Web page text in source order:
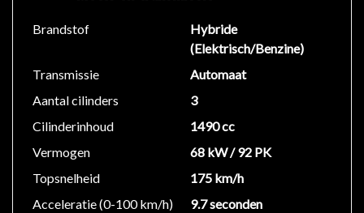
Brandstof
Hybride
(Elektrisch/Benzine)
Transmissie
Automaat
Aantal cilinders
3
Cilinderinhoud
1490 cc
Vermogen
68 kW / 92 PK
Topsnelheid
175 km/h
Acceleratie (0-100 km/h)
9.7 seconden